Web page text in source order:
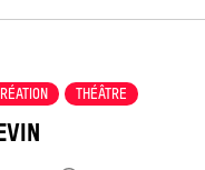
THÉÂTRE